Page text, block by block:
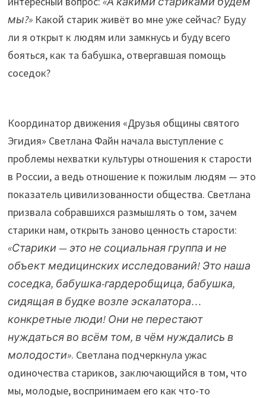
мы?» Какой старик живёт во мне уже сейчас? Буду
ли я открыт к людям или замкнусь и буду всего
бояться, как та бабушка, отвергавшая помощь
соседок?
Координатор движения «Друзья общины святого
Эгидия» Светлана Файн начала выступление с
проблемы нехватки культуры отношения к старости
в России, а ведь отношение к пожилым людям — это
показатель цивилизованности общества. Светлана
призвала собравшихся размышлять о том, зачем
старики нам, открыть заново ценность старости:
«Старики — это не социальная группа и не
объект медицинских исследований! Это наша
соседка, бабушка-гардеробщица, бабушка,
сидящая в будке возле эскалатора…
конкретные люди! Они не перестают
нуждаться во всём том, в чём нуждались в
молодости». Светлана подчеркнула ужас
одиночества стариков, заключающийся в том, что
мы, молодые, воспринимаем его как что-то